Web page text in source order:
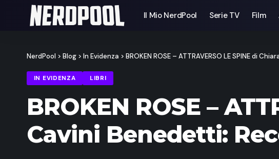
Il Mio NerdPool Serie TV Film
NerdPool > Blog > In Evidenza > BROKEN ROSE – ATTRAVERSO LE SPINE di
IN EVIDENZA LIBRI
BROKEN ROSE –
Cavini Benedetti: